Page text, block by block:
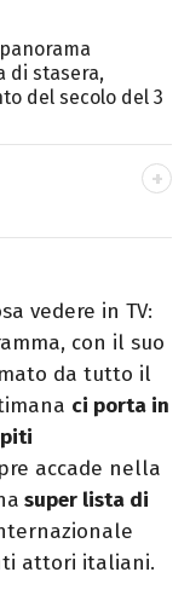
di stasera,
del secolo del 3
all'IED
poi in
e
ed uffici
vedere in TV:
con il suo
da tutto il
ci porta in
accade nella
super lista di
attori italiani.